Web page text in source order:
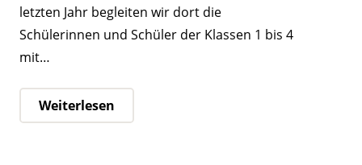
letzten Jahr begleiten wir dort die
Schülerinnen und Schüler der Klassen 1 bis 4
mit…
Weiterlesen